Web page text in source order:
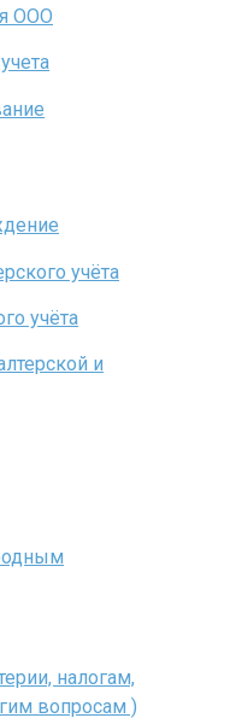
ООО
учёта
учёта
и
налогам,
вопросам )